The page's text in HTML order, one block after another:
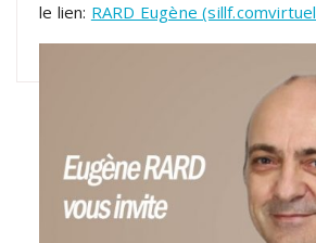
le lien: RARD Eugène (sillf.comvirtuel